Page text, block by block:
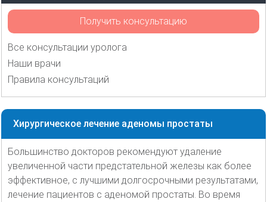
Получить консультацию
Все консультации уролога
Наши врачи
Правила консультаций
Хирургическое лечение аденомы простаты
Большинство докторов рекомендуют удаление
увеличенной части предстательной железы как более
эффективное, с лучшими долгосрочными результатами,
лечение пациентов с аденомой простаты. Во время